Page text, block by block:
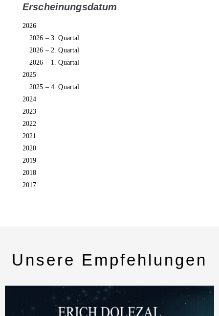
Erscheinungsdatum
2026
2026 – 3. Quartal
2026 – 2. Quartal
2026 – 1. Quartal
2025
2025 – 4. Quartal
2024
2023
2022
2021
2020
2019
2018
2017
Unsere Empfehlungen